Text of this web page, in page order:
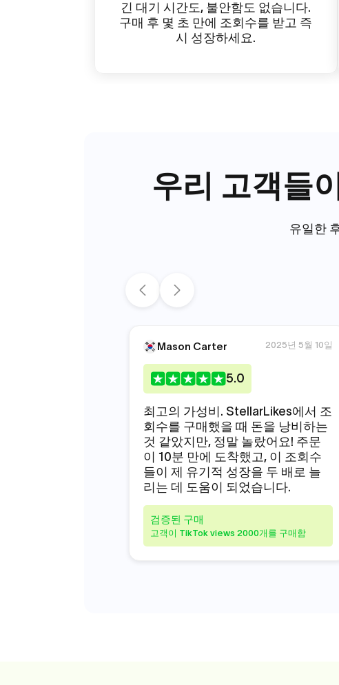
긴 대기 시간도, 불안함도 없습니다.
구매 후 몇 초 만에 조회수를 받고 즉
시 성장하세요.
우리 고객들
유일한
Mason Carter 2025년 5월 10일
5.0
최고의 가성비. StellarLikes에서 조
회수를 구매했을 때 돈을 낭비하는
것 같았지만, 정말 놀랐어요! 주문
이 10분 만에 도착했고, 이 조회수
들이 제 유기적 성장을 두 배로 늘
리는 데 도움이 되었습니다.
검증된 구매
고객이 TikTok views 2000개를 구매함